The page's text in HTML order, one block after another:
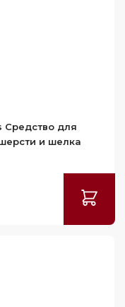
Средство для
и шелка